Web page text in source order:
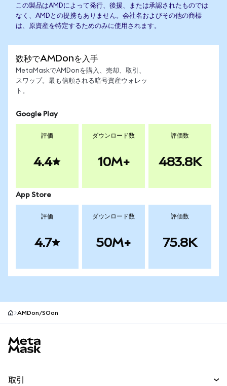
この製品はAMDによって発行、後援、または承認されたものでは
なく、AMDとの提携もありません。会社名およびその他の商標
は、原資産を特定するためのみに使用されます。
数秒でAMDonを入手
MetaMaskでAMDonを購入、売却、取引、
スワップ。最も信頼される暗号資産ウォレッ
ト。
Google Play
評価
4.4
ダウンロード数
10M+
評価数
483.8K
App Store
評価
4.7
ダウンロード数
50M+
評価数
75.8K
AMDon/SOon
取引